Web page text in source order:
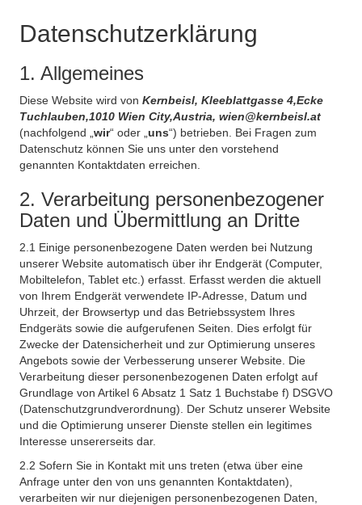
Datenschutzerklärung
1. Allgemeines
Diese Website wird von Kernbeisl, Kleeblattgasse 4,Ecke
Tuchlauben,1010 Wien City,Austria, wien@kernbeisl.at
(nachfolgend „ wir“ oder „ uns“) betrieben. Bei Fragen zum
Datenschutz können Sie uns unter den vorstehend
genannten Kontaktdaten erreichen.
2. Verarbeitung personenbezogener
Daten und Übermittlung an Dritte
2.1 Einige personenbezogene Daten werden bei Nutzung
unserer Website automatisch über ihr Endgerät (Computer,
Mobiltelefon, Tablet etc.) erfasst. Erfasst werden die aktuell
von Ihrem Endgerät verwendete IP-Adresse, Datum und
Uhrzeit, der Browsertyp und das Betriebssystem Ihres
Endgeräts sowie die aufgerufenen Seiten. Dies erfolgt für
Zwecke der Datensicherheit und zur Optimierung unseres
Angebots sowie der Verbesserung unserer Website. Die
Verarbeitung dieser personenbezogenen Daten erfolgt auf
Grundlage von Artikel 6 Absatz 1 Satz 1 Buchstabe f) DSGVO
(Datenschutzgrundverordnung). Der Schutz unserer Website
und die Optimierung unserer Dienste stellen ein legitimes
Interesse unsererseits dar.
2.2 Sofern Sie in Kontakt mit uns treten (etwa über eine
Anfrage unter den von uns genannten Kontaktdaten),
verarbeiten wir nur diejenigen personenbezogenen Daten,